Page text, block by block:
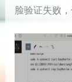
脸验证失败